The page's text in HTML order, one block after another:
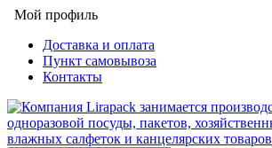
Мой профиль
Доставка и оплата
Пункт самовывоза
Контакты